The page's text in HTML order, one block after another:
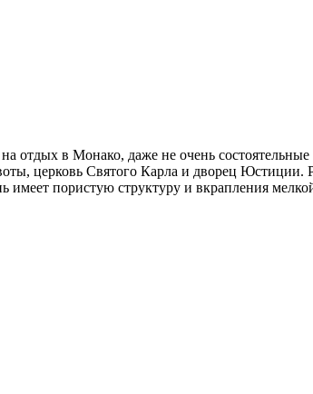
отдых в Монако, даже не очень
церковь Святого Карла и дворец
имеет пористую структуру и вкрапления